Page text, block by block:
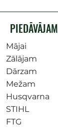
PIEDĀVĀJAM
Mājai
Zālājam
Dārzam
Mežam
Husqvarna
STIHL
FTG